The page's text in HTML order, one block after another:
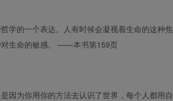
学的一个表达。人有时候会凝视着生命的这种焦
对生命的敏感。 ——本书第159页
因为你用你的方法去认识了世界，每个人都用自